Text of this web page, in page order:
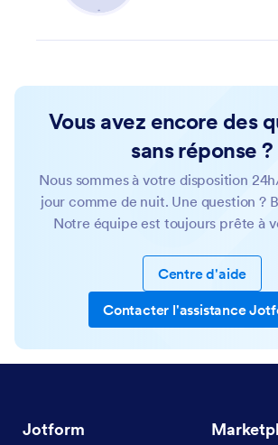
Vous avez encore des
sans réponse ?
Nous sommes à votre disposition
jour comme de nuit. Une question ?
Notre équipe est toujours prête à
Centre d'aide
Contacter l'assistance
Jotform